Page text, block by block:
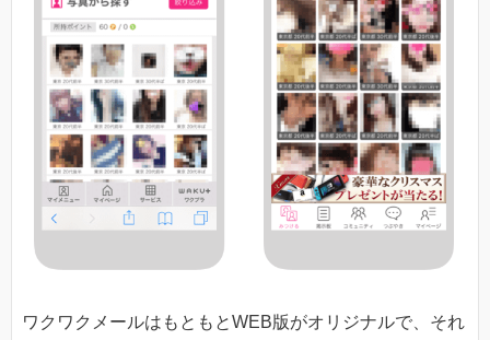
ワクワクメールはもともとWEB版がオリジナルで、それ